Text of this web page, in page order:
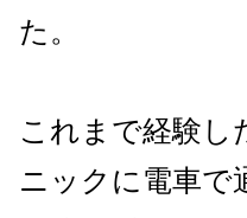
た。
これまで経験し
ニックに電車で